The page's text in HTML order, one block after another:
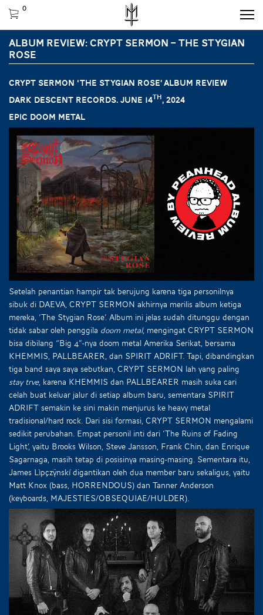
0
ALBUM REVIEW: CRYPT SERMON – THE STYGIAN
ROSE
CRYPT SERMON ‘The Stygian Rose’ ALBUM REVIEW
Dark Descent Records. June 14 th, 2024
Epic doom metal
Setelah penantian hampir tak berujung karena tiga personilnya
sibuk di DAEVA, CRYPT SERMON akhirnya merilis album ketiga
mereka, ‘The Stygian Rose’. Album ini jelas sudah ditunggu dengan
tidak sabar oleh penggila doom metal, mengingat CRYPT SERMON
bisa dibilang “Big 4”-nya doom metal Amerika Serikat, bersama
KHEMMIS, PALLBEARER, dan SPIRIT ADRIFT. Tapi, dibandingkan
tiga band saya saya sebutkan, CRYPT SERMON lah yang paling
stay trve, karena KHEMMIS dan PALLBEARER masih suka cari
celah buat keluar jalur di setiap album baru, sementara SPIRIT
ADRIFT semakin ke sini makin menjurus ke heavy metal
tradisional/hard rock. Dari sisi formasi, CRYPT SERMON mengalami
sedikit perubahan. Empat personil inti dari ‘The Ruins of Fading
Light’, yaitu Brooks Wilson, Steve Jansson, Frank Chin, dan Enrique
Sagarnaga, masih tetap di posisinya masing-masing. Sementara itu,
James Lìpçzÿnskí digantikan oleh dua member baru sekaligus, yaitu
Matt Knox (bass, HORRENDOUS) dan Tanner Anderson
(keyboards, MAJESTIES/OBSEQUIAE/HULDER).